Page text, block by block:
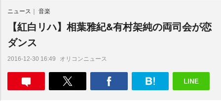
e
ニュース 音楽
【紅白リハ】相葉雅紀&有村架純の両司会が恋
ダンス
2016-12-30 16:49 オリコンニュース